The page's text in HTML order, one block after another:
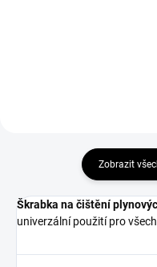
Zobrazit
Škrabka na čištění
univerzální použití pro